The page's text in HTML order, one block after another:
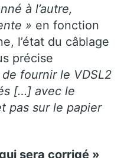
à l’autre,
» en fonction
l’état du câblage
précise
de fournir le VDSL2
[…] avec le
pas sur le papier
sera corrigé »